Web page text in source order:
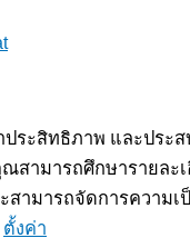
ประสิทธิภาพ และประ
สามารถศึกษารายละ
สามารถจัดการความเ
ตั้งค่า